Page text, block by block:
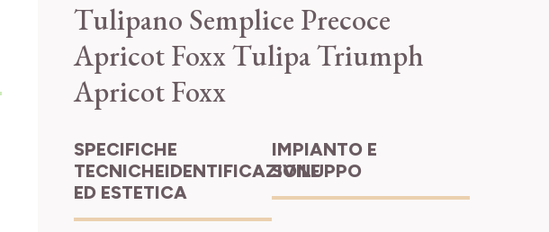
Tulipano Semplice Precoce
Apricot FoxxTulipa Triumph
Apricot Foxx
SPECIFICHE
TECNICHEIDENTIFICAZIONE
ED ESTETICA
IMPIANTO E
SVILUPPO